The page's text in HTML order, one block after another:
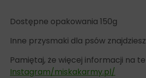
Dostępne opakowania 150g
Inne przysmaki dla psów
Pamiętaj, że więcej informacji na
Instagram/miskakarmy.pl/